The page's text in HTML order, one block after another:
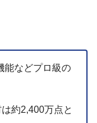
能などプロ級の
約2,400万点と